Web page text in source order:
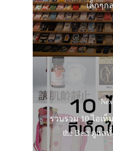
เล็กๆก
รวบรวม 10 ไอเท็
the Best ดูแล